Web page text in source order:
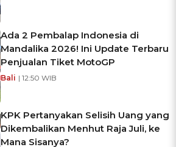
Ada 2 Pembalap Indonesia di
Mandalika 2026! Ini Update Terbaru
Penjualan Tiket MotoGP
Bali | 12:50 WIB
KPK Pertanyakan Selisih Uang yang
Dikembalikan Menhut Raja Juli, ke
Mana Sisanya?